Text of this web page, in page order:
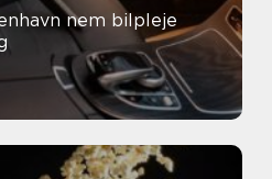
bilpleje